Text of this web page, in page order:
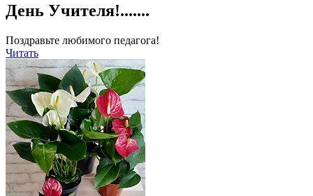
День Учителя!.......
Поздравьте любимого педагога!
Читать